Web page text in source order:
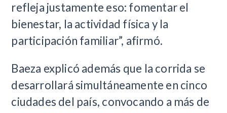
refleja justamente eso: fomentar el
bienestar, la actividad física y la
participación familiar”, afirmó.
Baeza explicó además que la corrida se
desarrollará simultáneamente en cinco
ciudades del país, convocando a más de